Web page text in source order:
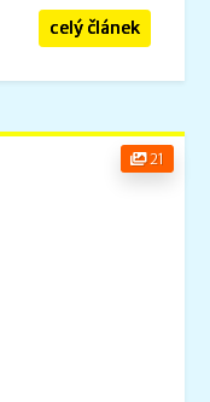
celý článek
21